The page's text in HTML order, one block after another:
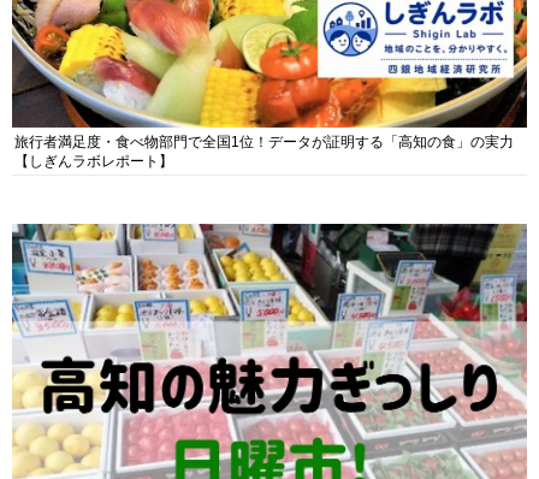
旅行者満足度・食べ物部門で全国1位！データが証明する「高知の食」の実力
【しぎんラボレポート】